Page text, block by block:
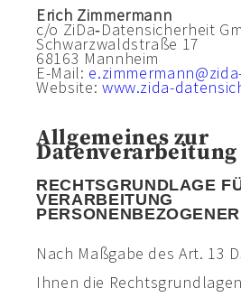
Erich Zimmermann
c/o ZiDa‑Datensicherheit
Schwarzwaldstraße 17
68163 Mannheim
E-Mail:
Website: www.zida-
Allgemeines zur
Datenverarbeitung
RECHTSGRUNDLAGE
VERARBEITUNG
Nach Maßgabe des Art. 13
Ihnen die